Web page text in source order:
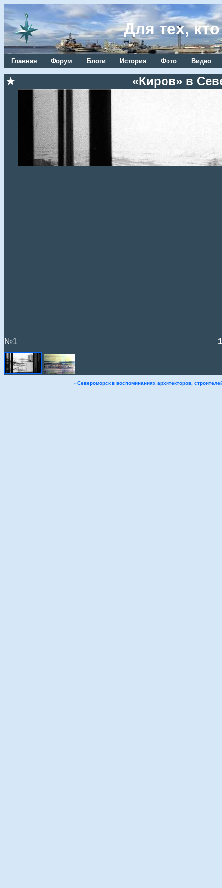
Для тех,
Главная Форум Блоги История Фото Видео
★ «Киров» в
№1
«Североморск в воспоминаниях архитекторов,